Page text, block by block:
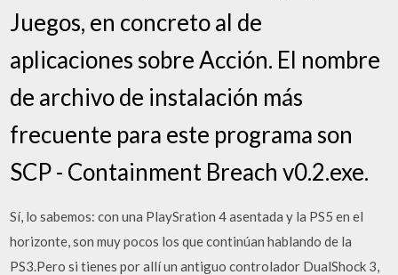
Juegos, en concreto al de
aplicaciones sobre Acción. El nombre
de archivo de instalación más
frecuente para este programa son
SCP - Containment Breach v0.2.exe.
Sí, lo sabemos: con una PlaySration 4 asentada y la PS5 en el
horizonte, son muy pocos los que continúan hablando de la
PS3.Pero si tienes por allí un antiguo controlador DualShock 3,